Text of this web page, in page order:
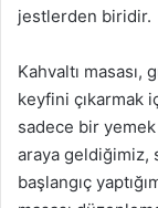
jestlerden biridir.
Kahvaltı
keyfini çıkarmak
sadece bir
araya
başlangıç